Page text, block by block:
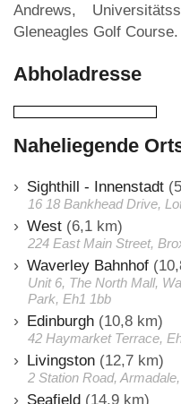
Andrews,
Gleneagles Golf Course.
Abholadresse
Naheliegende
Sighthill - Innenstadt
16 18 Bankhead Drive,
West (6,1 km)
224 East Main Street,
Waverley Bahnhof
Unit 6, The North Mall,
Park, Eh1 1bb
Edinburgh (10,8 km)
42 Haymarket Terrace,
Livingston (12,7 km)
2 Station Road,
Seafield (14,9 km)